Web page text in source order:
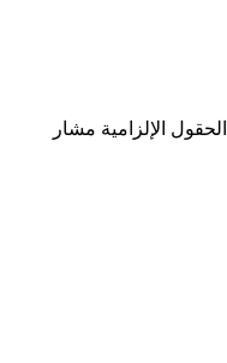
الحقول الإلزامية مشار